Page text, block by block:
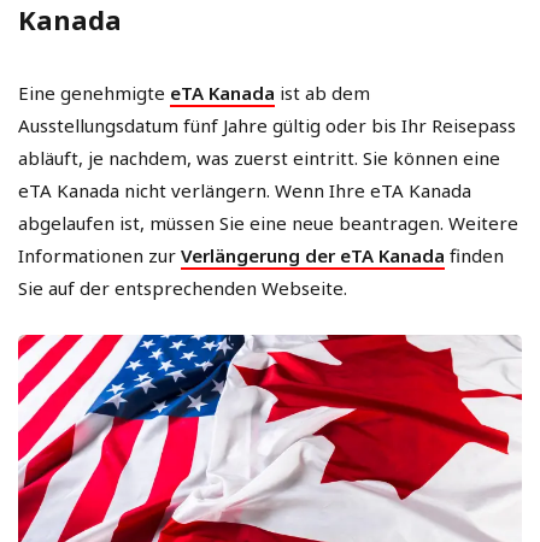
Kanada
Eine genehmigte eTA Kanada ist ab dem
Ausstellungsdatum fünf Jahre gültig oder bis Ihr Reisepass
abläuft, je nachdem, was zuerst eintritt. Sie können eine
eTA Kanada nicht verlängern. Wenn Ihre eTA Kanada
abgelaufen ist, müssen Sie eine neue beantragen. Weitere
Informationen zur Verlängerung der eTA Kanada finden
Sie auf der entsprechenden Webseite.